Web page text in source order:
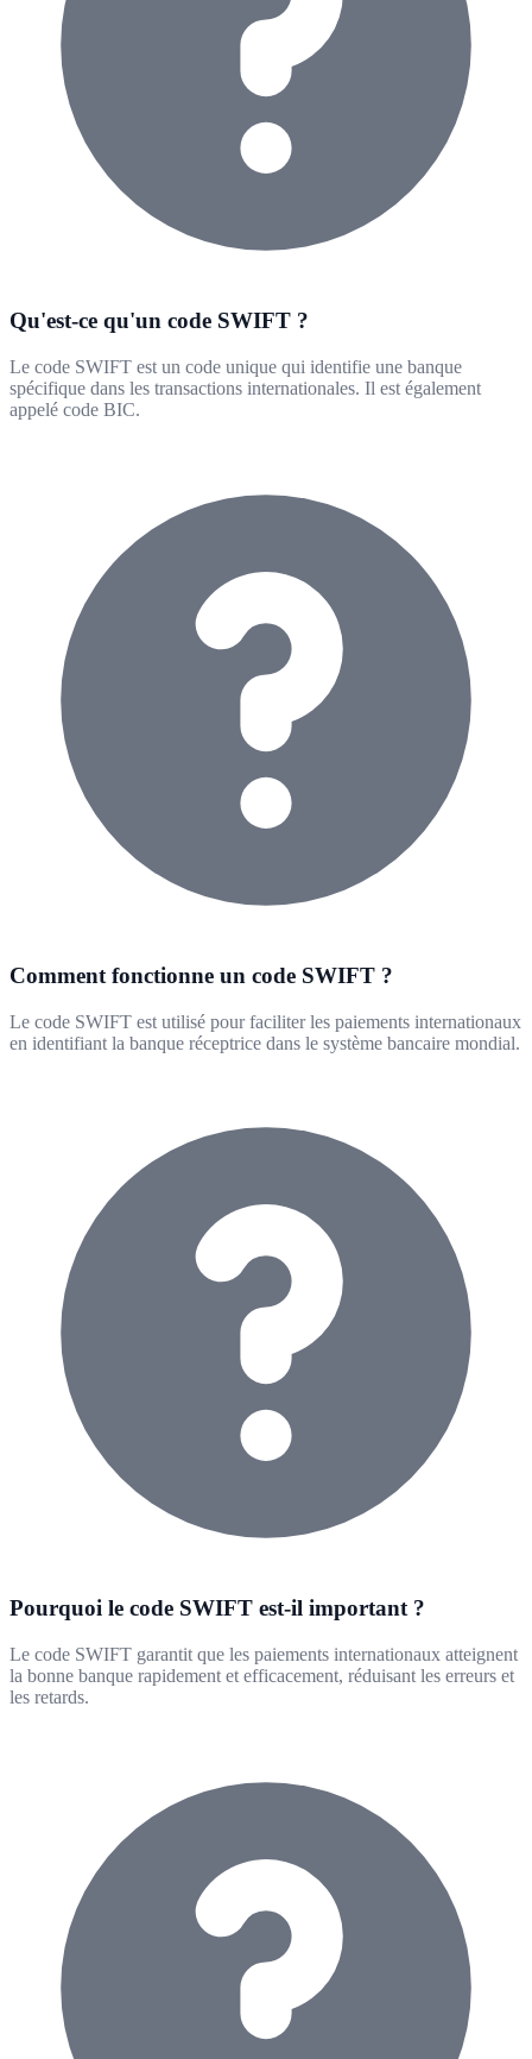
Qu'est-ce qu'un code SWIFT ?
Le code SWIFT est un code unique qui identifie une banque
spécifique dans les transactions internationales. Il est également
appelé code BIC.
Comment fonctionne un code SWIFT ?
Le code SWIFT est utilisé pour faciliter les paiements internationaux
en identifiant la banque réceptrice dans le système bancaire mondial.
Pourquoi le code SWIFT est-il important ?
Le code SWIFT garantit que les paiements internationaux atteignent
la bonne banque rapidement et efficacement, réduisant les erreurs et
les retards.